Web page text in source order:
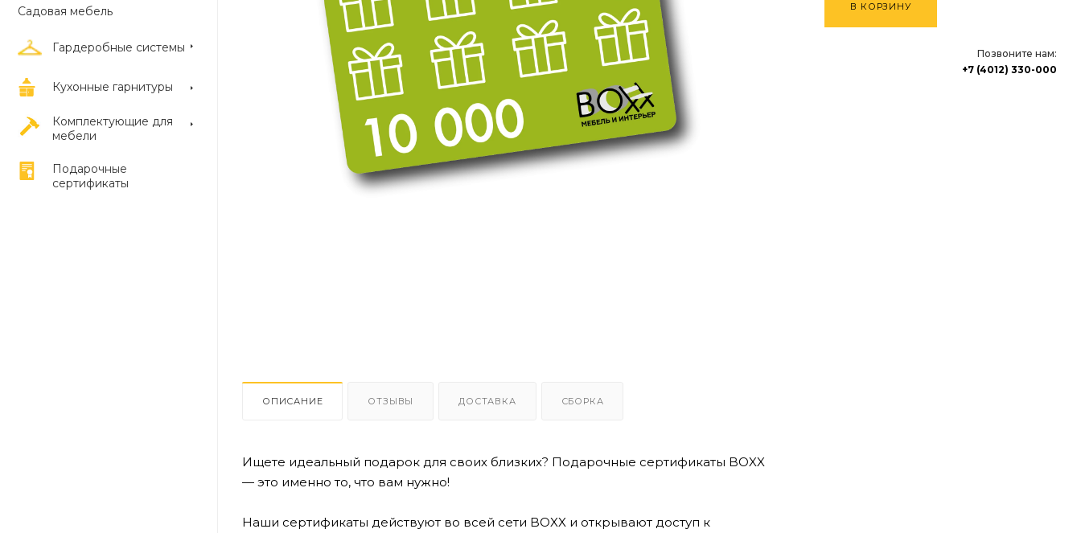
Садовая мебель
Гардеробные системы
Кухонные гарнитуры
Комплектующие для
мебели
Подарочные
сертификаты
В КОРЗИНУ
Позвоните нам:
+7 (4012) 330-000
ОПИСАНИЕ ОТЗЫВЫ ДОСТАВКА СБОРКА
Ищете идеальный подарок для своих близких? Подарочные сертификаты BOXX
— это именно то, что вам нужно!
Наши сертификаты действуют во всей сети BOXX и открывают доступ к